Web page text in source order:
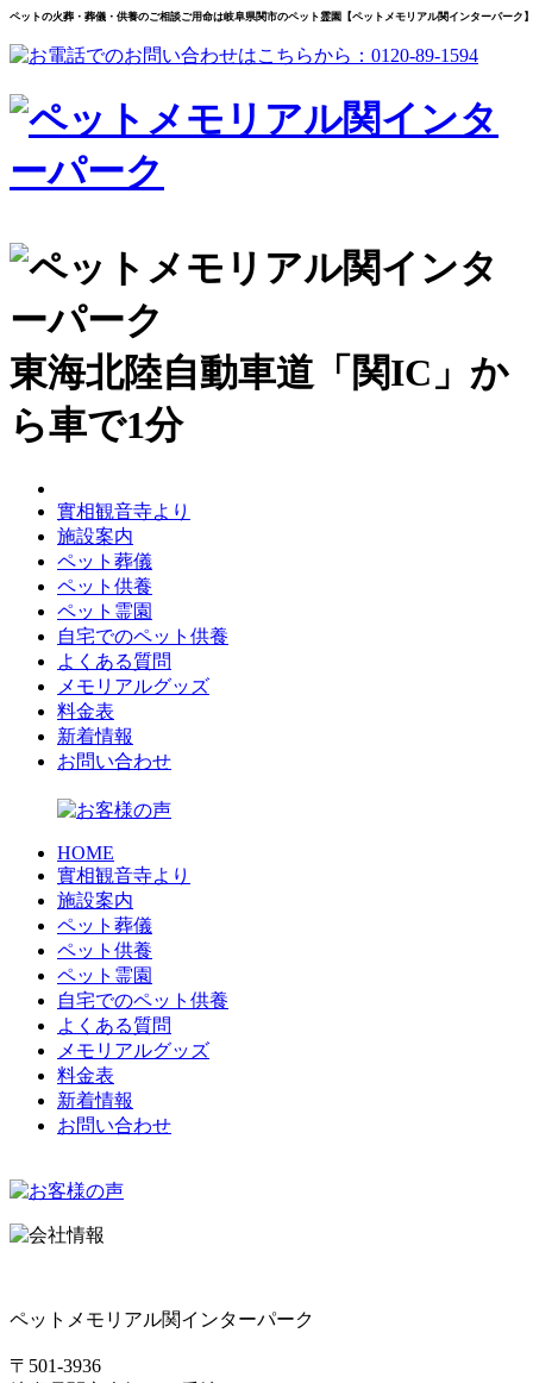
ペットの火葬・葬儀・供養のご相談ご用命は岐阜県関市のペット霊園【ペットメモリアル関インターパーク
東海北陸自動車道「関IC」か
ら車で1分
實相観音寺より
施設案内
ペット葬儀
ペット供養
ペット霊園
自宅でのペット供養
よくある質問
メモリアルグッズ
料金表
新着情報
お問い合わせ
HOME
實相観音寺より
施設案内
ペット葬儀
ペット供養
ペット霊園
自宅でのペット供養
よくある質問
メモリアルグッズ
料金表
新着情報
お問い合わせ
ペットメモリアル関インターパーク
〒501-3936